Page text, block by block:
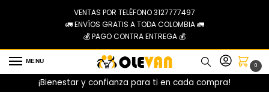
VENTAS POR TELÉFONO 3127777497
🚛 ENVÍOS GRATIS A TODA COLOMBIA 🚛
💰 PAGO CONTRA ENTREGA 💰
MENU
0
¡Bienestar y confianza para ti en cada compra!